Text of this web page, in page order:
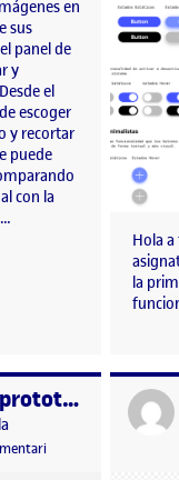
en
sus
panel de
y
el
escoger
y recortar
puede
con la
Hola
la
CompresFlow_prototipado
2021 11:05 am
el